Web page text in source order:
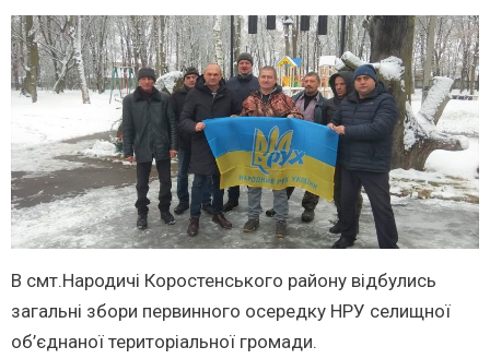
В смт.Народичі Коростенського району відбулись
загальні збори первинного осередку НРУ селищної
об’єднаної територіальної громади.